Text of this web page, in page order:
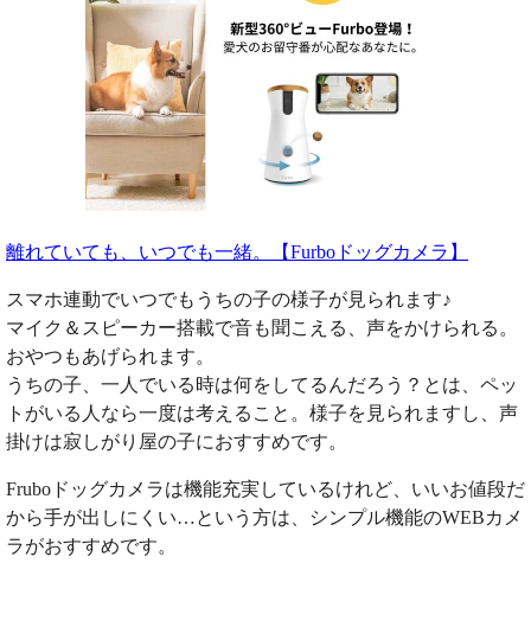
離れていても、いつでも一緒。【Furboドッグカメラ】
スマホ連動でいつでもうちの子の様子が見られます♪
マイク＆スピーカー搭載で音も聞こえる、声をかけられる。
おやつもあげられます。
うちの子、一人でいる時は何をしてるんだろう？とは、ペッ
トがいる人なら一度は考えること。様子を見られますし、声
掛けは寂しがり屋の子におすすめです。
Fruboドッグカメラは機能充実しているけれど、いいお値段だ
から手が出しにくい…という方は、シンプル機能のWEBカメ
ラがおすすめです。